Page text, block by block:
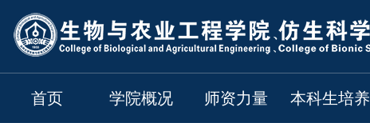
首页 学院概况 师资力量 本科生培养